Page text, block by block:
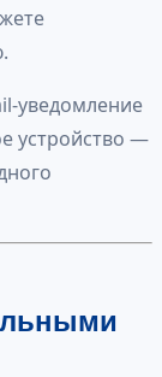
уведомление
устройство —